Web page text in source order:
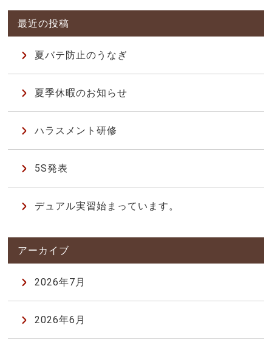
夏バテ防止のうなぎ
夏季休暇のお知らせ
ハラスメント研修
5S発表
デュアル実習始まっています。
2026年7月
2026年6月